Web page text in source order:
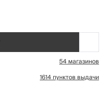
54 магазинов
1614 пунктов выдачи